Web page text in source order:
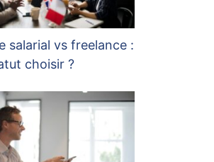
salarial vs freelance :
choisir ?